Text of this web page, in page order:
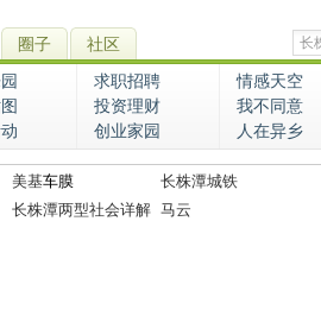
圈子 社区
求职招聘 情感天空
投资理财 我不同意
创业家园 人在异乡
美基车膜
长株潭城铁
长株潭两型社会详解 马云